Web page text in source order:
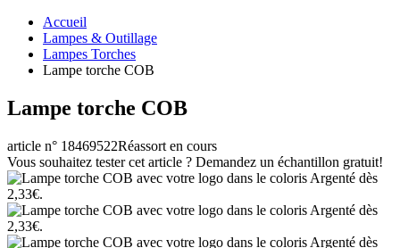
Accueil
Lampes & Outillage
Lampes Torches
Lampe torche COB
Lampe torche COB
article n° 18469522Réassort en cours
Vous souhaitez tester cet article ? Demandez un échantillon gratuit!